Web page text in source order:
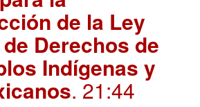
de la Ley
Derechos de
Indígenas y
. 21:44